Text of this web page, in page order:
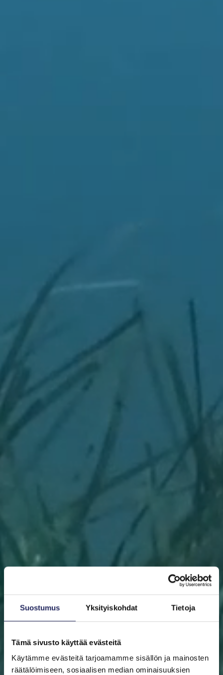
Suostumus Yksityiskohdat Tietoja
Tämä sivusto käyttää evästeitä
Käytämme evästeitä tarjoamamme sisällön ja mainosten
räätälöimiseen, sosiaalisen median ominaisuuksien